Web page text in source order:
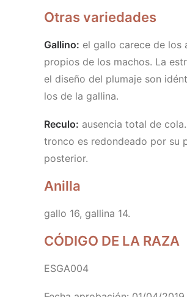
Otras variedades
Gallino: el gallo carece de los
propios de los machos. La
el diseño del plumaje son
los de la gallina.
Reculo: ausencia total de
tronco es redondeado por su
posterior.
Anilla
gallo 16, gallina 14.
CÓDIGO DE LA RAZA
ESGA004